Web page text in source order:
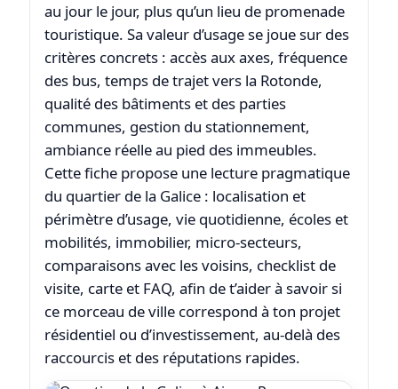
au jour le jour, plus qu’un lieu de promenade
touristique. Sa valeur d’usage se joue sur des
critères concrets : accès aux axes, fréquence
des bus, temps de trajet vers la Rotonde,
qualité des bâtiments et des parties
communes, gestion du stationnement,
ambiance réelle au pied des immeubles.
Cette fiche propose une lecture pragmatique
du quartier de la Galice : localisation et
périmètre d’usage, vie quotidienne, écoles et
mobilités, immobilier, micro-secteurs,
comparaisons avec les voisins, checklist de
visite, carte et FAQ, afin de t’aider à savoir si
ce morceau de ville correspond à ton projet
résidentiel ou d’investissement, au-delà des
raccourcis et des réputations rapides.